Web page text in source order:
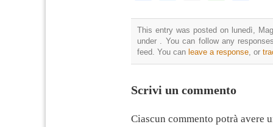
This entry was posted on lunedì,
under . You can follow any
feed. You can leave a response, or
Scrivi un commento
Ciascun commento potrà avere